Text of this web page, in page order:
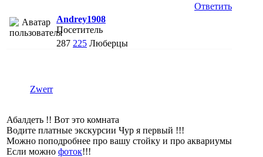
Ответить
Andrey1908
Посетитель
287 225 Люберцы
Zwerr
Абалдеть !! Вот это комната
Водите платные экскурсии Чур я первый !!!
Можно поподробнее про вашу стойку и про аквариумы
Если можно фоток!!!